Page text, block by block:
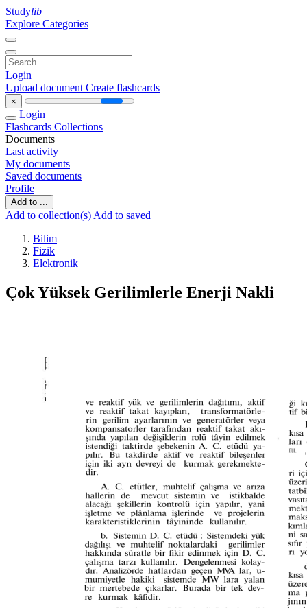
Studylib
Explore Categories
Login
Upload document Create flashcards
×
Login
Flashcards Collections
Documents
Last activity
My documents
Saved documents
Profile
Add to ...
Add to collection(s) Add to saved
Bilim
Fizik
Elektronik
Çok Yüksek Gerilimlerle Enerji Nakli